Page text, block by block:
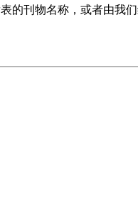
刊物名称，或者由我